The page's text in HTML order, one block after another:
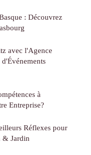
: Découvrez
avec l'Agence
à
Entreprise?
Réflexes pour
& Jardin